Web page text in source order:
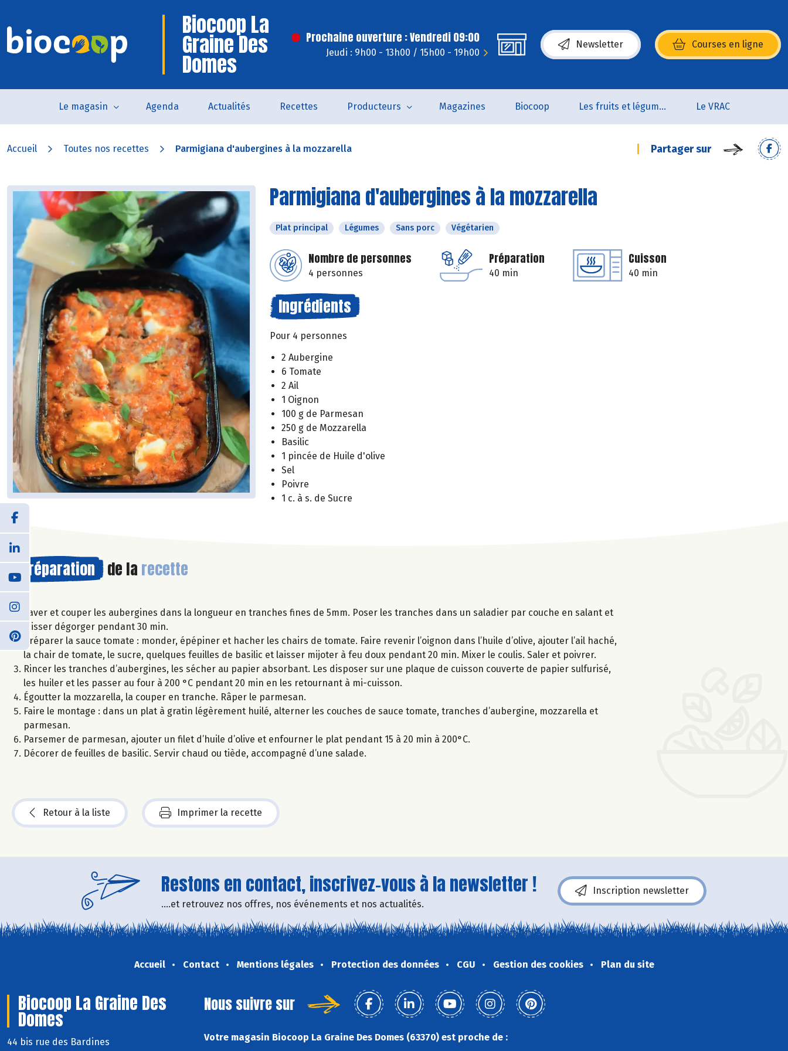
Biocoop La
Graine Des
Domes
Prochaine ouverture : Vendredi 09:00
Jeudi : 9h00 - 13h00 / 15h00 - 19h00
Newsletter Courses en ligne
(s’ouvre dans une nouvelle fenêtre)
Le magasin Agenda Actualités Recettes Producteurs Magazines Biocoop Les fruits et légumes Le VRAC
Accueil Toutes nos recettes Parmigiana d'aubergines à la mozzarella Partager sur
Parmigiana d'aubergines à la mozzarella
Plat principal Légumes Sans porc Végétarien
Nombre de personnes
4 personnes
Préparation
40 min
Cuisson
40 min
Ingrédients
Pour 4 personnes
2 Aubergine
6 Tomate
2 Ail
1 Oignon
100 g de Parmesan
250 g de Mozzarella
Basilic
1 pincée de Huile d'olive
Sel
Poivre
1 c. à s. de Sucre
Préparation de la recette
Laver et couper les aubergines dans la longueur en tranches fines de 5mm. Poser les tranches dans un saladier par couche en salant et
laisser dégorger pendant 30 min.
Préparer la sauce tomate : monder, épépiner et hacher les chairs de tomate. Faire revenir l’oignon dans l’huile d’olive, ajouter l’ail haché,
la chair de tomate, le sucre, quelques feuilles de basilic et laisser mijoter à feu doux pendant 20 min. Mixer le coulis. Saler et poivrer.
Rincer les tranches d’aubergines, les sécher au papier absorbant. Les disposer sur une plaque de cuisson couverte de papier sulfurisé,
les huiler et les passer au four à 200 °C pendant 20 min en les retournant à mi-cuisson.
Égoutter la mozzarella, la couper en tranche. Râper le parmesan.
Faire le montage : dans un plat à gratin légèrement huilé, alterner les couches de sauce tomate, tranches d’aubergine, mozzarella et
parmesan.
Parsemer de parmesan, ajouter un filet d’huile d’olive et enfourner le plat pendant 15 à 20 min à 200°C.
Décorer de feuilles de basilic. Servir chaud ou tiède, accompagné d’une salade.
Retour à la liste Imprimer la recette
Restons en contact, inscrivez-vous à la newsletter !
....et retrouvez nos offres, nos événements et nos actualités.
Inscription newsletter
Accueil Contact Mentions légales Protection des données CGU Gestion des cookies Plan du site
Biocoop La Graine Des
Domes
44 bis rue des Bardines
Nous suivre sur
Votre magasin Biocoop La Graine Des Domes (63370) est proche de :